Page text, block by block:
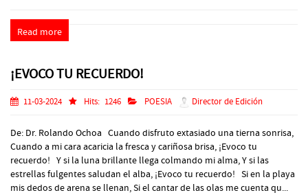
Read more
¡EVOCO TU RECUERDO!
11-03-2024 Hits: 1246 POESIA Director de Edición
De: Dr. Rolando Ochoa Cuando disfruto extasiado una tierna sonrisa,
Cuando a mi cara acaricia la fresca y cariñosa brisa, ¡Evoco tu
recuerdo! Y si la luna brillante llega colmando mi alma, Y si las
estrellas fulgentes saludan el alba, ¡Evoco tu recuerdo! Si en la playa
mis dedos de arena se llenan, Si el cantar de las olas me cuenta qu...